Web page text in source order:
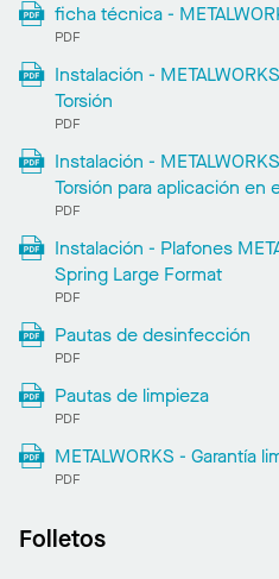
ficha técnica -
PDF
Instalación -
Torsión
PDF
Instalación -
Torsión para aplicación en
PDF
Instalación - Plafones
Spring Large Format
PDF
Pautas de desinfección
PDF
Pautas de limpieza
PDF
METALWORKS - Garantía
PDF
Folletos